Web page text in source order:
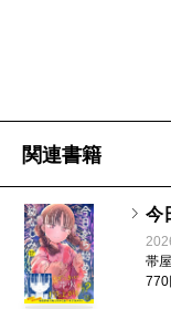
関連書籍
今
帯
770